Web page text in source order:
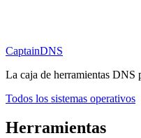
CaptainDNS
La caja de herramientas DNS
Todos los sistemas operativos
Herramientas